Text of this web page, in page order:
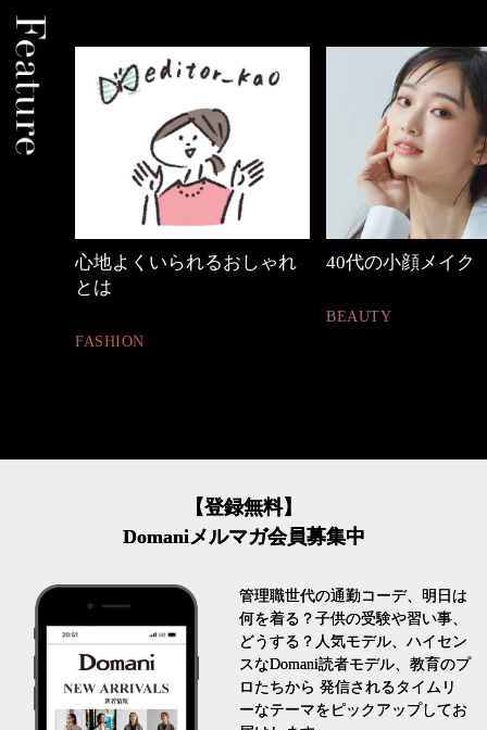
心地よくいられるおしゃれ
とは
FASHION
40代の小顔メイク
BEAUTY
【登録無料】
Domaniメルマガ会員募集中
管理職世代の通勤コーデ、明日は
何を着る？子供の受験や習い事、
どうする？人気モデル、ハイセン
スなDomani読者モデル、教育のプ
ロたちから 発信されるタイムリ
ーなテーマをピックアップしてお